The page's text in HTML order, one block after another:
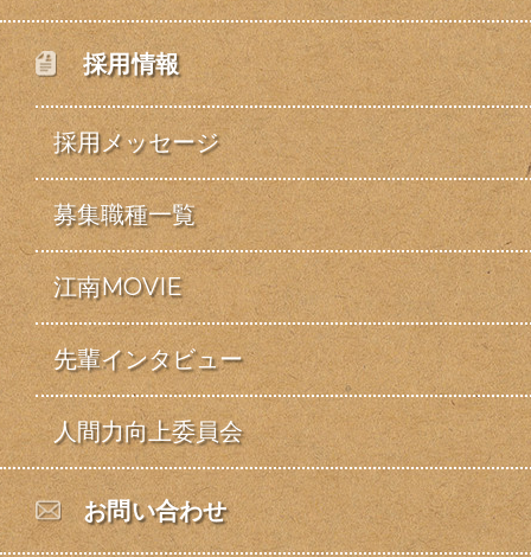
採用情報
採用メッセージ
募集職種一覧
江南MOVIE
先輩インタビュー
人間力向上委員会
お問い合わせ